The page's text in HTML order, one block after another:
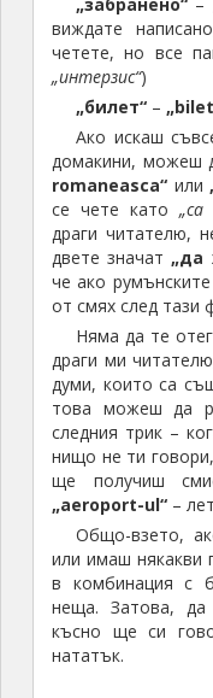
виждате
четете, но все
„интерзис“)
„билет“–
Ако искаш
домакини, можеш
romaneasca“или
се чете като „са
драги читателю,
двете значат „да
че ако
от смях след тази
Няма да те
драги ми
думи, които са
това можеш да
следния трик –
нищо не ти
ще получиш
„aeroport-ul“–
Общо-взето,
или имаш някакви
в комбинация с
неща. Затова, да
късно ще си
нататък.